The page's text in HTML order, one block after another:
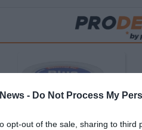
- Do Not Process My
opt-out of the sale, sharing to